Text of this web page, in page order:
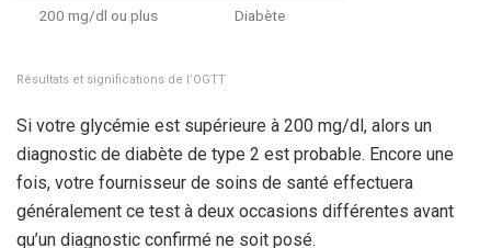
200 mg/dl ou plus Diabète
Résultats et significations de l’OGTT
Si votre glycémie est supérieure à 200 mg/dl, alors un
diagnostic de diabète de type 2 est probable. Encore une
fois, votre fournisseur de soins de santé effectuera
généralement ce test à deux occasions différentes avant
qu’un diagnostic confirmé ne soit posé.